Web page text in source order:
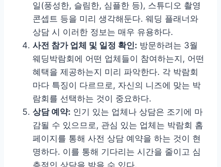
일(풍성한, 슬림한, 심플한 등), 스튜디오 촬영
콘셉트 등을 미리 생각해둔다. 웨딩 플래너와
상담 시 이러한 정보는 매우 유용하다.
사전 참가 업체 및 일정 확인: 방문하려는 3월
웨딩박람회에 어떤 업체들이 참여하는지, 어떤
혜택을 제공하는지 미리 파악한다. 각 박람회
마다 특징이 다르므로, 자신의 니즈에 맞는 박
람회를 선택하는 것이 중요하다.
상담 예약: 인기 있는 업체나 상담은 조기에 마
감될 수 있으므로, 관심 있는 업체는 박람회 홈
페이지를 통해 사전 상담 예약을 하는 것이 현
명하다. 이를 통해 기다리는 시간을 줄이고 심